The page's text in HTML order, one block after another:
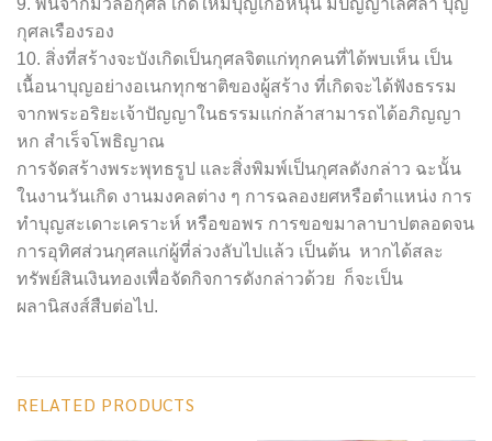
9. พ้นจากมวลอกุศล เกิดใหม่บุญเกื้อหนุน มีปัญญาเลิศล้ำ บุญ
กุศลเรืองรอง
10. สิ่งที่สร้างจะบังเกิดเป็นกุศลจิตแก่ทุกคนที่ได้พบเห็น เป็น
เนื้อนาบุญอย่างอเนกทุกชาติของผู้สร้าง ที่เกิดจะได้ฟังธรรม
จากพระอริยะเจ้าปัญญาในธรรมแก่กล้าสามารถได้อภิญญา
หก สำเร็จโพธิญาณ
การจัดสร้างพระพุทธรูป และสิ่งพิมพ์เป็นกุศลดังกล่าว ฉะนั้น
ในงานวันเกิด งานมงคลต่าง ๆ การฉลองยศหรือตำแหน่ง การ
ทำบุญสะเดาะเคราะห์ หรือขอพร การขอขมาลาบาปตลอดจน
การอุทิศส่วนกุศลแก่ผู้ที่ล่วงลับไปแล้ว เป็นต้น หากได้สละ
ทรัพย์สินเงินทองเพื่อจัดกิจการดังกล่าวด้วย ก็จะเป็น
ผลานิสงส์สืบต่อไป.
RELATED PRODUCTS